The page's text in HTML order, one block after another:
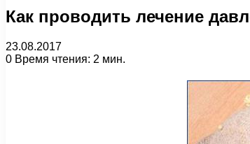
Как проводить лечение
23.08.2017
0 Время чтения: 2 мин.